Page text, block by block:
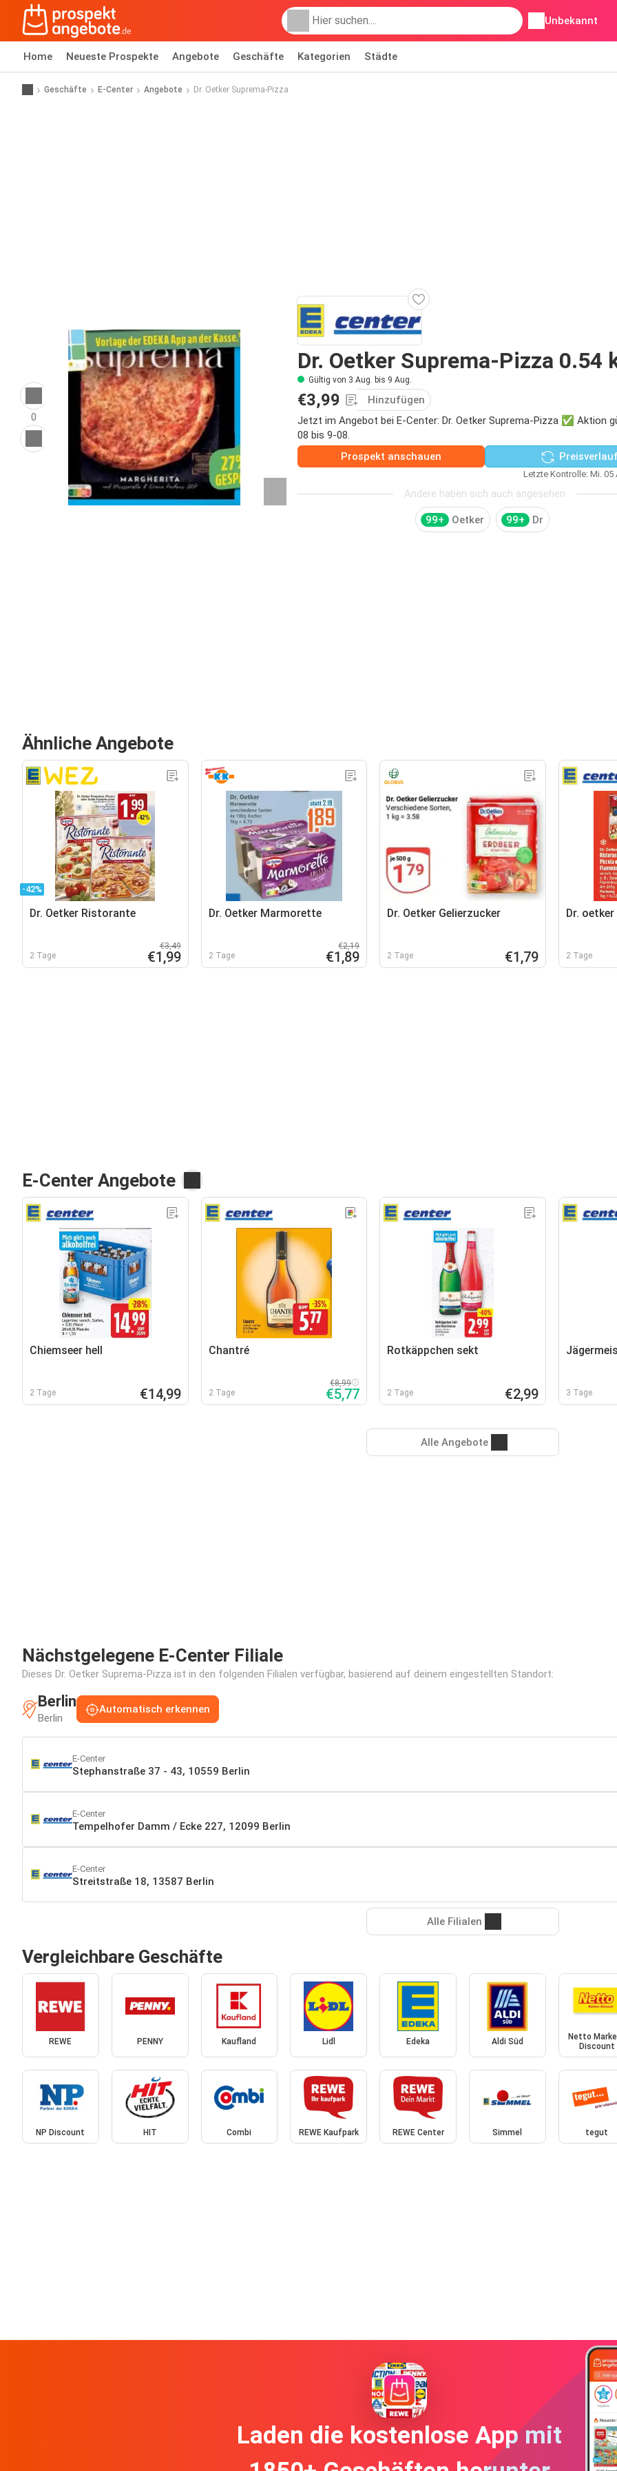
Unbekannt
Home Neueste Prospekte Angebote Geschäfte Kategorien Städte
Geschäfte E-Center Angebote Dr. Oetker Suprema-Pizza
0
Dr. Oetker Suprema-Pizza 0.54
Gültig von 3 Aug. bis 9 Aug.
€3,99
Hinzufügen
Jetzt im Angebot bei E-Center: Dr. Oetker Suprema-Pizza ✅ Aktion
08 bis 9-08.
Prospekt anschauen
Letzte Kontrolle: Mi. 05
Andere haben sich auch angesehen
99+ Oetker 99+ Dr
Ähnliche Angebote
-42%
Dr. Oetker Ristorante
2 Tage
€3,49
€1,99
Dr. Oetker Marmorette
2 Tage
€2,19
€1,89
Dr. Oetker Gelierzucker
2 Tage €1,79
Dr.
2 Tage
E-Center Angebote
Chiemseer hell
2 Tage €14,99
Chantré
2 Tage
€8,99
€5,77
Rotkäppchen sekt
2 Tage €2,99 3 Tage
Alle Angebote
Nächstgelegene E-Center Filiale
Dieses Dr. Oetker Suprema-Pizza ist in den folgenden Filialen verfügbar, basierend auf deinem eingestellten Standort:
Berlin
Berlin
Automatisch erkennen
E-Center
Stephanstraße 37 - 43, 10559 Berlin
E-Center
Tempelhofer Damm / Ecke 227, 12099 Berlin
E-Center
Streitstraße 18, 13587 Berlin
Alle Filialen
Vergleichbare Geschäfte
REWE PENNY Kaufland Lidl Edeka Aldi Süd
Netto
Discount
NP Discount HIT Combi REWE Kaufpark REWE Center Simmel tegut
Laden die kostenlose App mit